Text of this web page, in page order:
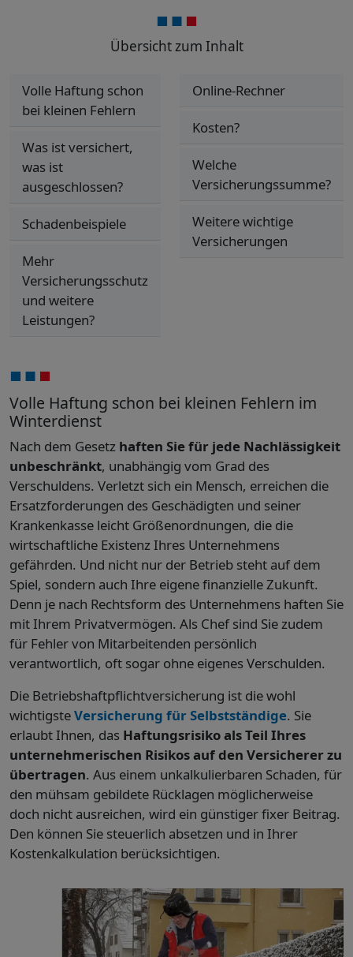
Übersicht zum Inhalt
Volle Haftung schon
bei kleinen Fehlern
Was ist versichert,
was ist
ausgeschlossen?
Schadenbeispiele
Mehr
Versicherungsschutz
und weitere
Leistungen?
Online-Rechner
Kosten?
Welche
Versicherungssumme?
Weitere wichtige
Versicherungen
Volle Haftung schon bei kleinen Fehlern im
Winterdienst
Nach dem Gesetz haften Sie für jede Nachlässigkeit
unbeschränkt, unabhängig vom Grad des
Verschuldens. Verletzt sich ein Mensch, erreichen die
Ersatzforderungen des Geschädigten und seiner
Krankenkasse leicht Größenordnungen, die die
wirtschaftliche Existenz Ihres Unternehmens
gefährden. Und nicht nur der Betrieb steht auf dem
Spiel, sondern auch Ihre eigene finanzielle Zukunft.
Denn je nach Rechtsform des Unternehmens haften Sie
mit Ihrem Privatvermögen. Als Chef sind Sie zudem
für Fehler von Mitarbeitenden persönlich
verantwortlich, oft sogar ohne eigenes Verschulden.
Die Betriebshaftpflichtversicherung ist die wohl
wichtigsteVersicherung für Selbstständige. Sie
erlaubt Ihnen, das Haftungsrisiko als Teil Ihres
unternehmerischen Risikos auf den Versicherer zu
übertragen. Aus einem unkalkulierbaren Schaden, für
den mühsam gebildete Rücklagen möglicherweise
doch nicht ausreichen, wird ein günstiger fixer Beitrag.
Den können Sie steuerlich absetzen und in Ihrer
Kostenkalkulation berücksichtigen.